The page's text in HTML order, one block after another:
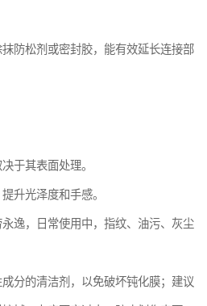
防松剂或密封胶，能有效延长连接部
于其表面处理。
升光泽度和手感。
逸，日常使用中，指纹、油污、灰尘
分的清洁剂，以免破坏钝化膜；建议